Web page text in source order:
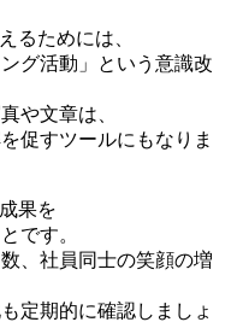
るためには、
グ活動」という意識改
や文章は、
促すツールにもなりま
果を
です。
、社員同士の笑顔の増
定期的に確認しましょ